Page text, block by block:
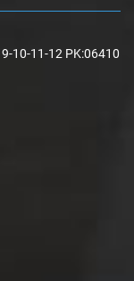
10-11-12 PK:06410